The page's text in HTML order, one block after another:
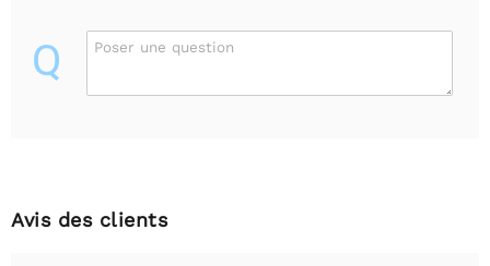
Q Poser une question
Avis des clients